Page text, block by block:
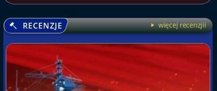
RECENZJE więcej recenzjii